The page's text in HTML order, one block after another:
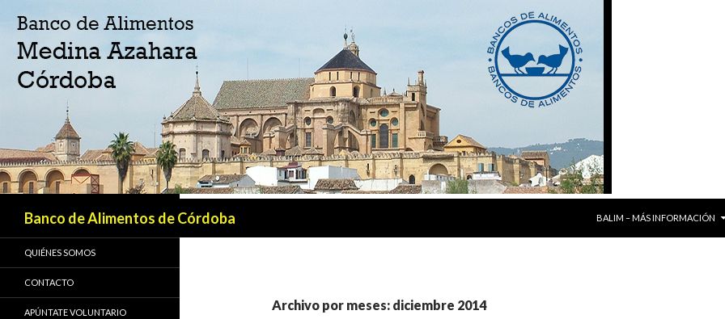
Banco de Alimentos de Córdoba
BALIM – MÁS INFORMACIÓN
Archivo por meses: diciembre 2014
QUIÉNES SOMOS
CONTACTO
APÚNTATE VOLUNTARIO